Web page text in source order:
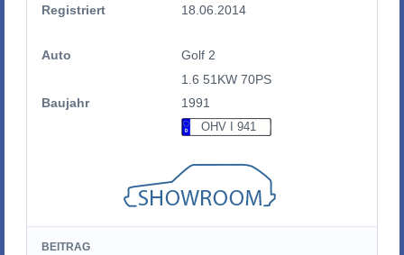
Registriert
18.06.2014
Auto
Golf 2
1.6 51KW 70PS
Baujahr
1991
OHV I 941
BEITRAG